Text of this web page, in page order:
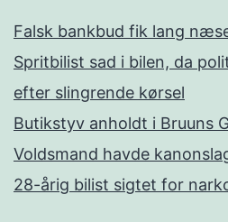
Falsk bankbud fik lang
Spritbilist sad i bilen, da
efter slingrende kørsel
Butikstyv anholdt i Bruuns
Voldsmand havde
28-årig bilist sigtet for